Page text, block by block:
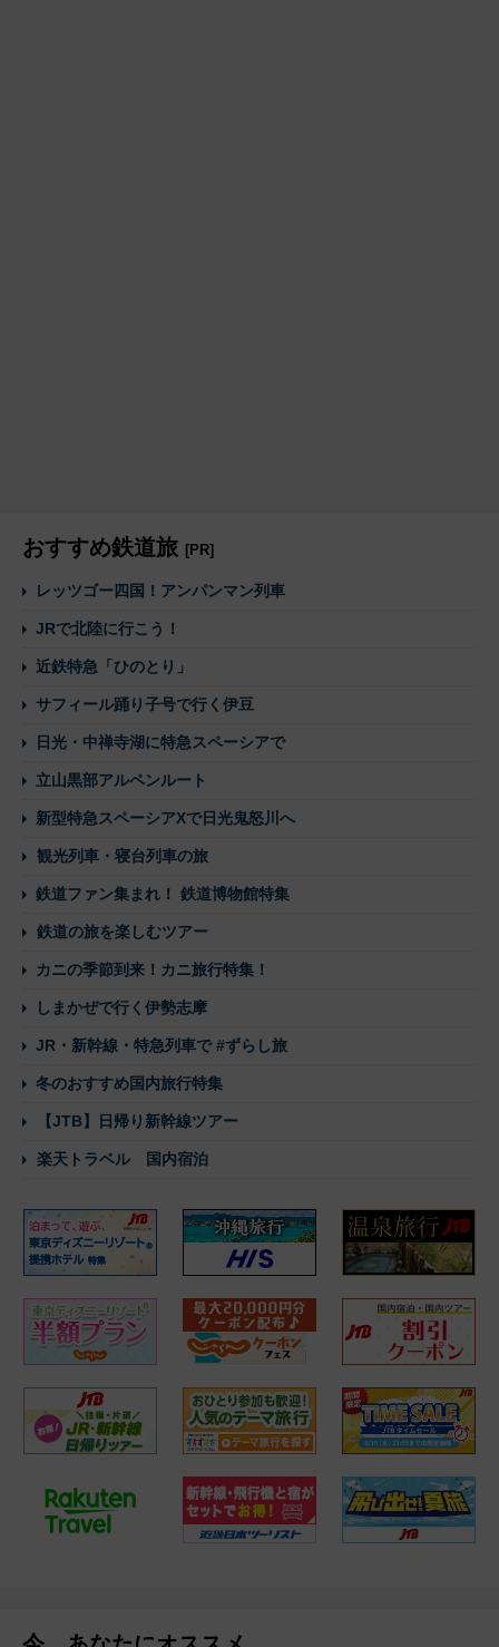
おすすめ鉄道旅 [PR]
レッツゴー四国！アンパンマン列車
JRで北陸に行こう！
近鉄特急「ひのとり」
サフィール踊り子号で行く伊豆
日光・中禅寺湖に特急スペーシアで
立山黒部アルペンルート
新型特急スペーシアXで日光鬼怒川へ
観光列車・寝台列車の旅
鉄道ファン集まれ！ 鉄道博物館特集
鉄道の旅を楽しむツアー
カニの季節到来！カニ旅行特集！
しまかぜで行く伊勢志摩
JR・新幹線・特急列車で #ずらし旅
冬のおすすめ国内旅行特集
【JTB】日帰り新幹線ツアー
楽天トラベル 国内宿泊